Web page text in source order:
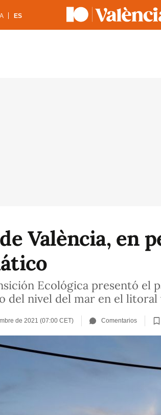
ES
València, en
Ecológica presentó el
del nivel del mar en el litoral
de 2021 (07:00 CET) Comentarios